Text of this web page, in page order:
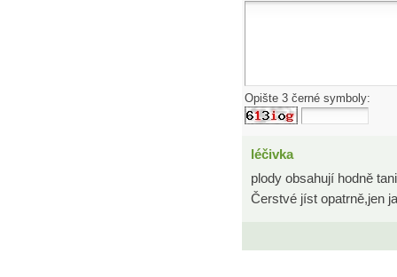
Opište 3 černé symboly:
léčivka
plody obsahují hodně
Čerstvé jíst opatrně,jen